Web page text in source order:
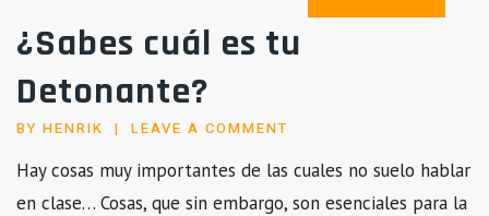
¿Sabes cuál es tu
Detonante?
ON
BY HENRIK LEAVE A COMMENT
Hay cosas muy importantes de las cuales no suelo hablar
en clase… Cosas, que sin embargo, son esenciales para la